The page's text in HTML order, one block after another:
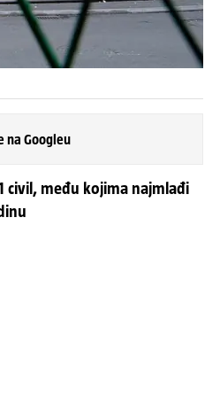
na Googleu
civil, među kojima najmlađi